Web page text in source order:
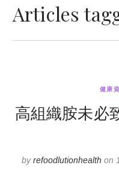
Articles
健康
高組織胺未必
byrefoodlutionhealth on